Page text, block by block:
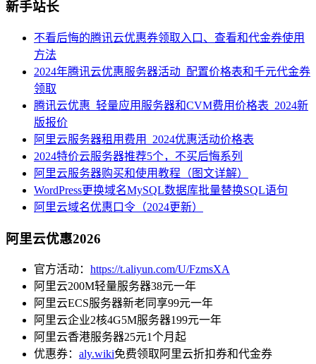
新手站长
不看后悔的腾讯云优惠券领取入口、查看和代金券使用
方法
2024年腾讯云优惠服务器活动_配置价格表和千元代金券
领取
腾讯云优惠_轻量应用服务器和CVM费用价格表_2024新
版报价
阿里云服务器租用费用_2024优惠活动价格表
2024特价云服务器推荐5个，不买后悔系列
阿里云服务器购买和使用教程（图文详解）
WordPress更换域名MySQL数据库批量替换SQL语句
阿里云域名优惠口令（2024更新）
阿里云优惠2026
官方活动： https://t.aliyun.com/U/FzmsXA
阿里云200M轻量服务器38元一年
阿里云ECS服务器新老同享99元一年
阿里云企业2核4G5M服务器199元一年
阿里云香港服务器25元1个月起
优惠券： aly.wiki免费领取阿里云折扣券和代金券